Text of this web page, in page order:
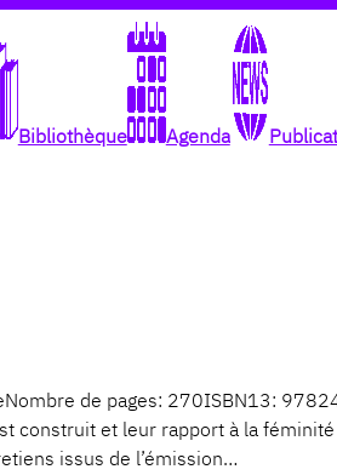
Bibliothèque Agenda
de pages: 270ISBN13:
construit et leur rapport à la
issus de l’émission…